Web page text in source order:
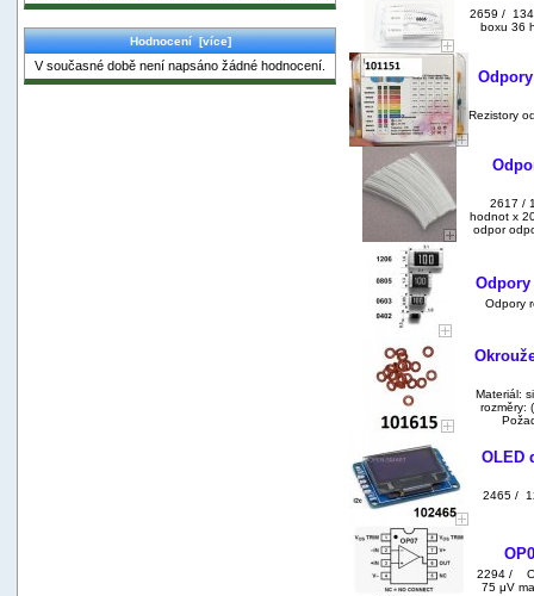
Hodnocení [více]
V současné době není napsáno žádné hodnocení.
2659 /
boxu 36
Rezistory
2617 /
hodnot x
odpor
Odpory
Materiál:
rozměry:
OLED
2465 /
2294 /
75 μV